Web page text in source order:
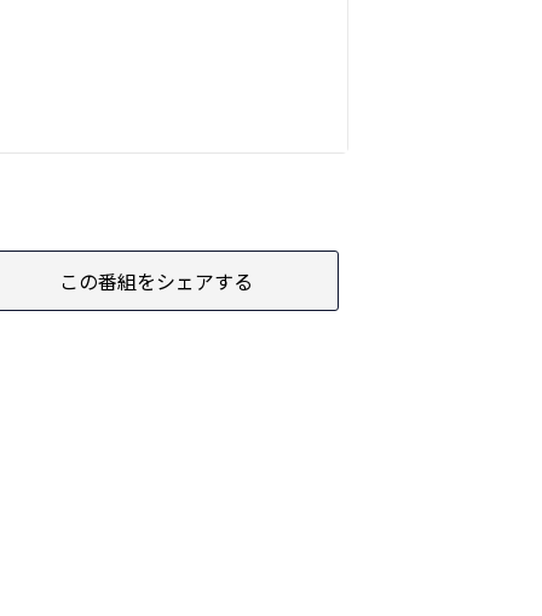
この番組をシェアする